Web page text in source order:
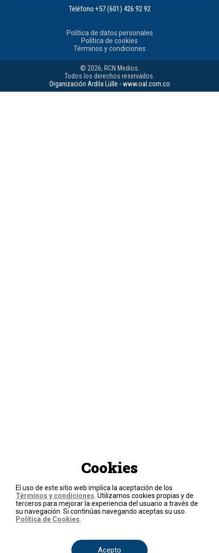
Teléfono +57 (601) 426 92 92
Política de datos personales
Política de cookies
Términos y condiciones
© 2026, RCN Medios.
Todos los derechos reservados.
Organización Ardila Lülle - www.oal.com.co
Cookies
El uso de este sitio web implica la aceptación de los
Términos y condiciones . Utilizamos cookies propias y de
terceros para mejorar la experiencia del usuario a través de
su navegación. Si continúas navegando aceptas su uso.
Política de Cookies
Acepto